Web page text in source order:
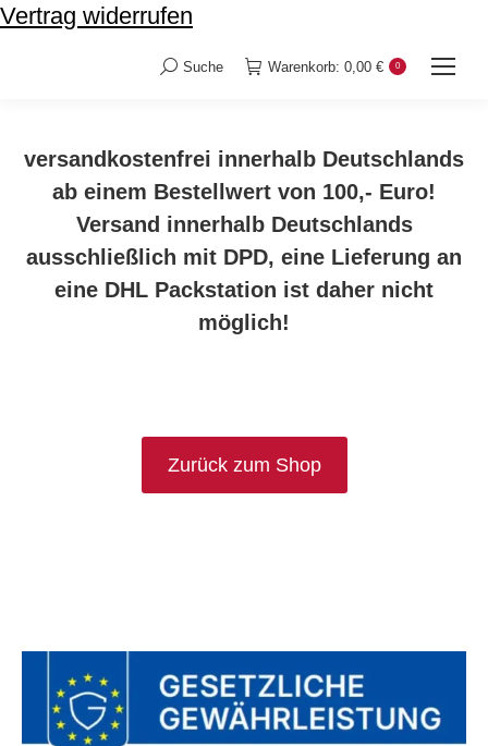
Vertrag widerrufen
Search:
Suche Warenkorb: 0,00 € 0
versandkostenfrei innerhalb Deutschlands
ab einem Bestellwert von 100,- Euro!
Versand innerhalb Deutschlands
ausschließlich mit DPD, eine Lieferung an
eine DHL Packstation ist daher nicht
möglich!
Zurück zum Shop